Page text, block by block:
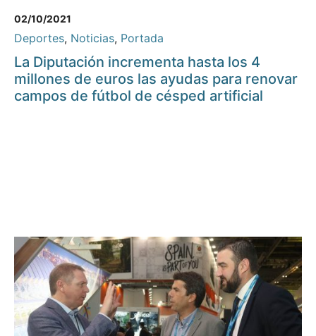
02/10/2021
Deportes, Noticias, Portada
La Diputación incrementa hasta los 4
millones de euros las ayudas para renovar
campos de fútbol de césped artificial